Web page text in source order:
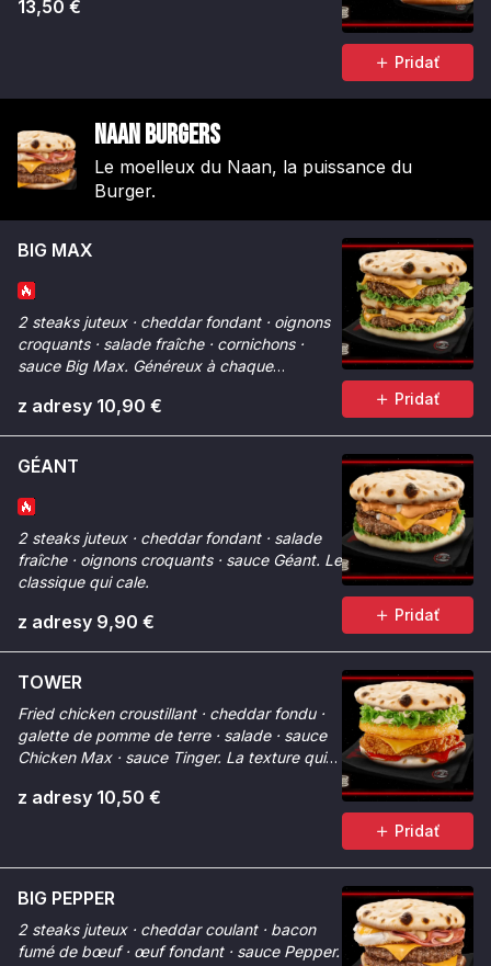
13,50 €
Pridať
Naan Burgers
Le moelleux du Naan, la puissance du
Burger.
BIG MAX
2 steaks juteux · cheddar fondant · oignons
croquants · salade fraîche · cornichons ·
sauce Big Max. Généreux à chaque
z adresy 10,90 € Pridať
GÉANT
2 steaks juteux · cheddar fondant · salade
fraîche · oignons croquants · sauce Géant. Le
classique qui cale.
z adresy 9,90 € Pridať
TOWER
Fried chicken croustillant · cheddar fondu ·
galette de pomme de terre · salade · sauce
Chicken Max · sauce Tinger. La texture qui
z adresy 10,50 €
Pridať
BIG PEPPER
2 steaks juteux · cheddar coulant · bacon
fumé de bœuf · œuf fondant · sauce Pepper.